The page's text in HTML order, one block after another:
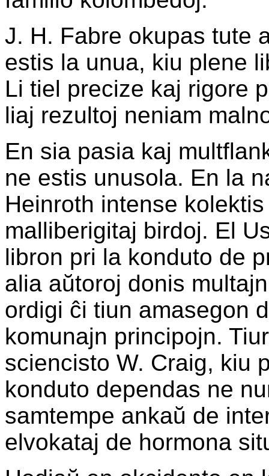
J. H. Fabre okupas tute
estis la unua, kiu plene
Li tiel precize kaj rigore
liaj rezultoj neniam
En sia pasia kaj
ne estis unusola. En la
Heinroth intense
malliberigitaj birdoj. El
libron pri la konduto de
alia aŭtoroj donis
ordigi ĉi tiun amasegon
komunajn principojn.
sciencisto W. Craig, kiu
konduto dependas ne
samtempe ankaŭ de
elvokataj de hormona